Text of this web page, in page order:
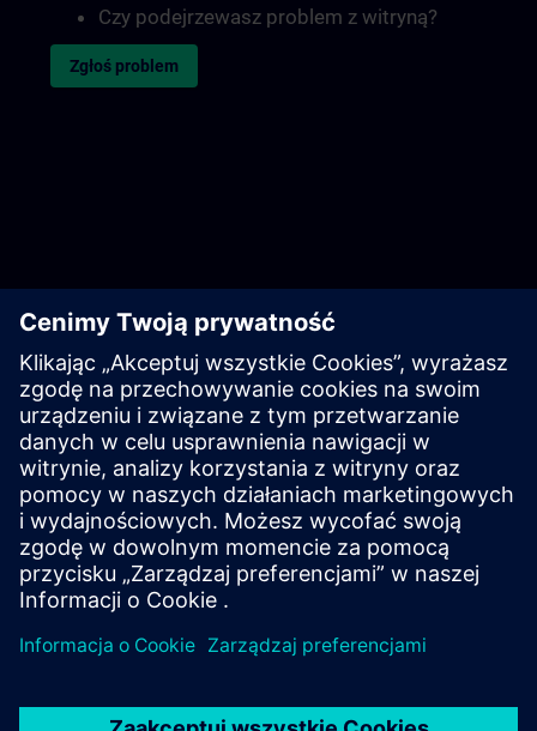
Czy podejrzewasz problem z witryną?
Zgłoś problem